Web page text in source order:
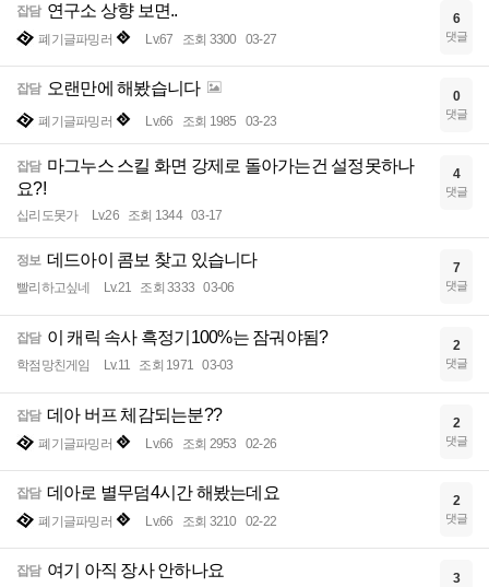
잡담 연구소 상향 보면..
폐기글파밍러 Lv.67 조회 3300 03-27
6
댓글
잡담 오랜만에 해봤습니다
폐기글파밍러 Lv.66 조회 1985 03-23
0
댓글
잡담 마그누스 스킬 화면 강제로 돌아가는건 설정못하나
요?!
십리도못가 Lv.26 조회 1344 03-17
4
댓글
정보 데드아이 콤보 찾고 있습니다
빨리하고싶네 Lv.21 조회 3333 03-06
7
댓글
잡담 이 캐릭 속사 흑정기100%는 잠궈야됨?
학점망친게임 Lv.11 조회 1971 03-03
2
댓글
잡담 데아 버프 체감되는분??
폐기글파밍러 Lv.66 조회 2953 02-26
2
댓글
잡담 데아로 별무덤4시간 해봤는데요
폐기글파밍러 Lv.66 조회 3210 02-22
2
댓글
잡담 여기 아직 장사 안하나요 3